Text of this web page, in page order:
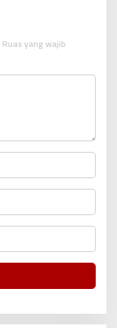
Ruas yang wajib